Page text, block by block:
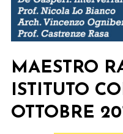
MAESTRO
ISTITUTO
OTTOBRE